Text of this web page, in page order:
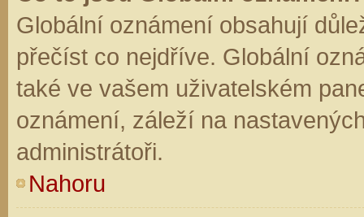
Globální oznámení obsahují
přečíst co nejdříve. Globální
také ve vašem uživatelském
oznámení, záleží na
administrátoři.
Nahoru